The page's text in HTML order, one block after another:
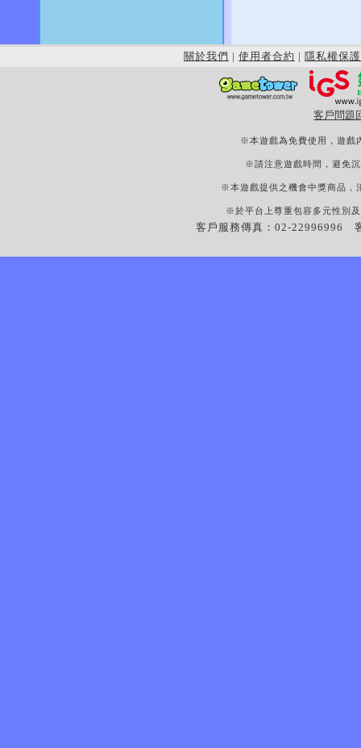
關於我們 | 使用者合約 | 隱私權保護
客戶問題
※本遊戲為免費使用，遊戲
※請注意遊戲時間，避免
※本遊戲提供之機會中獎商品，
※於平台上尊重包容多元性別
客戶服務傳真：02-22996996